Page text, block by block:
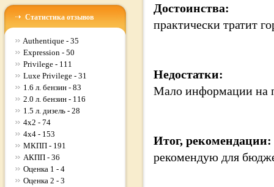
Статистика отзывов
Authentique - 35
Expression - 50
Privilege - 111
Luxe Privilege - 31
1.6 л. бензин - 83
2.0 л. бензин - 116
1.5 л. дизель - 28
4x2 - 74
4x4 - 153
МКПП - 191
АКПП - 36
Оценка 1 - 4
Оценка 2 - 3
Достоинства:
практически тратит
Недостатки:
Мало информации на
Итог, рекомендации:
рекомендую для